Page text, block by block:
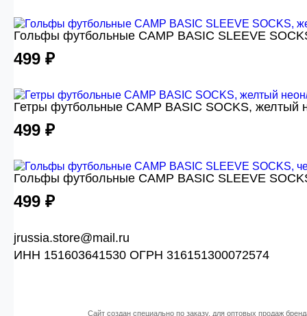
Гольфы футбольные CAMP BASIC SLEEVE
499 ₽
Гетры футбольные CAMP BASIC SOCKS, желтый
499 ₽
Гольфы футбольные CAMP BASIC SLEEVE
499 ₽
jrussia.store@mail.ru
ИНН 151603641530 ОГРН 316151300072574
Сайт создан специально по заказу, для оптовых продаж